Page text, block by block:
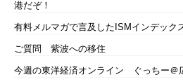
港だぞ！
有料メルマガで言及したISMインデック
ご質問 紫波への移住
今週の東洋経済オンライン ぐっちー＠